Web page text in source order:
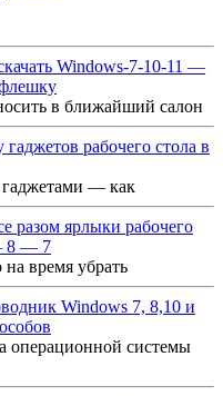
Windows-7-10-11 —
в ближайший салон
рабочего стола в
— как
разом ярлыки рабочего
8 — 7
время убрать
Windows 7, 8,10 и
операционной системы